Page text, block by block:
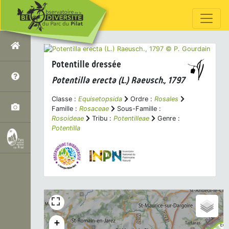
Potentille dressée
Potentilla erecta(L.) Raeusch., 1797
Classe : Equisetopsida Ordre : Rosales
Famille : Rosaceae
Sous-Famille :
Rosoideae
Tribu : Potentilleae
Genre :
Potentilla
+